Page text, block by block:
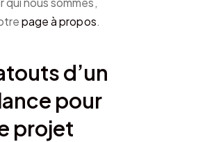
page à propos.
d’un
pour
projet